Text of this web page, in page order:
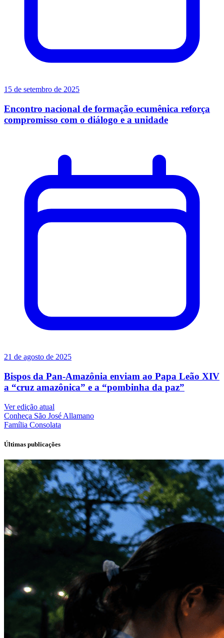
15 de setembro de 2025
Encontro nacional de formação ecumênica reforça
compromisso com o diálogo e a unidade
21 de agosto de 2025
Bispos da Pan-Amazônia enviam ao Papa Leão XIV
a “cruz amazônica” e a “pombinha da paz”
Ver edição atual
Conheça São José Allamano
Família Consolata
Últimas publicações